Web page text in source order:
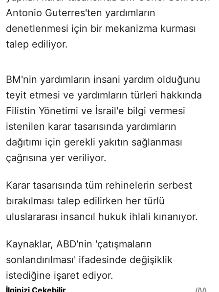
Antonio Guterres'ten yardımların
denetlenmesi için bir mekanizma kurması
talep ediliyor.
BM'nin yardımların insani yardım olduğunu
teyit etmesi ve yardımların türleri hakkında
Filistin Yönetimi ve İsrail'e bilgi vermesi
istenilen karar tasarısında yardımların
dağıtımı için gerekli yakıtın sağlanması
çağrısına yer veriliyor.
Karar tasarısında tüm rehinelerin serbest
bırakılması talep edilirken her türlü
uluslararası insancıl hukuk ihlali kınanıyor.
Kaynaklar, ABD'nin 'çatışmaların
sonlandırılması' ifadesinde değişiklik
istediğine işaret ediyor.